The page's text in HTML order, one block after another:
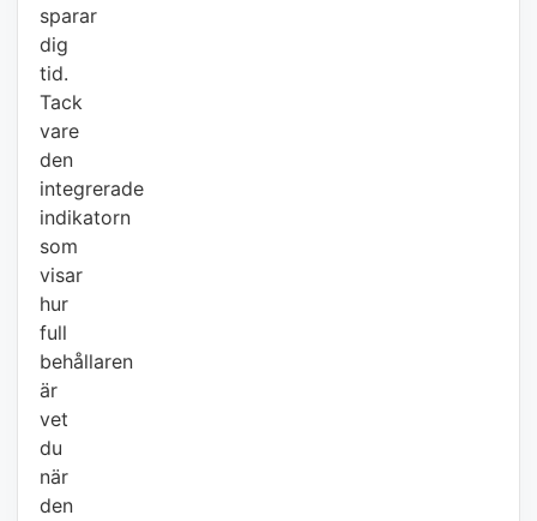
sparar
dig
tid.
Tack
vare
den
integrerade
indikatorn
som
visar
hur
full
behållaren
är
vet
du
när
den